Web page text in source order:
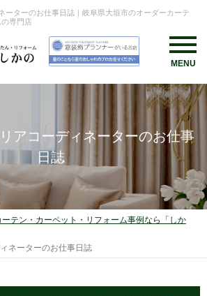
ーターのお仕事日誌｜岐阜県大垣市のオーダーカーテ
専門店
アコーディネーターのお仕事
日誌
テン・カーペット・リフォーム事例なら「しか
ネーターのお仕事日誌